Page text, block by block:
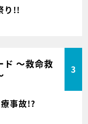
り!!
ド ～救命救
3
事故!?